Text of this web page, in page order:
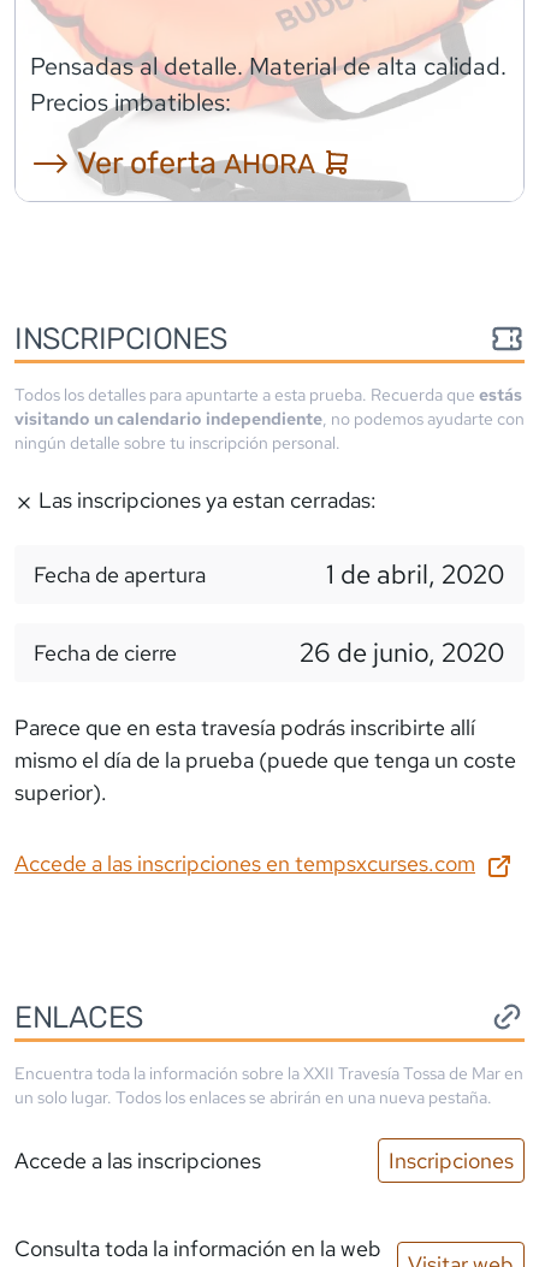
Pensadas al detalle. Material de alta calidad.
Precios imbatibles:
⟶ Ver ofertaAHORA
INSCRIPCIONES
Todos los detalles para apuntarte a esta prueba. Recuerda que estás
visitando un calendario independiente, no podemos ayudarte con
ningún detalle sobre tu inscripción personal.
Las inscripciones ya estan cerradas:
Fecha de apertura 1 de abril, 2020
Fecha de cierre 26 de junio, 2020
Parece que en esta travesía podrás inscribirte allí
mismo el día de la prueba (puede que tenga un coste
superior).
Accede a las inscripciones en tempsxcurses.com
ENLACES
Encuentra toda la información sobre laXXII Travesía Tossa de Mar en
un solo lugar. Todos los enlaces se abrirán en una nueva pestaña.
Accede a las inscripciones Inscripciones
Consulta toda la información en la web